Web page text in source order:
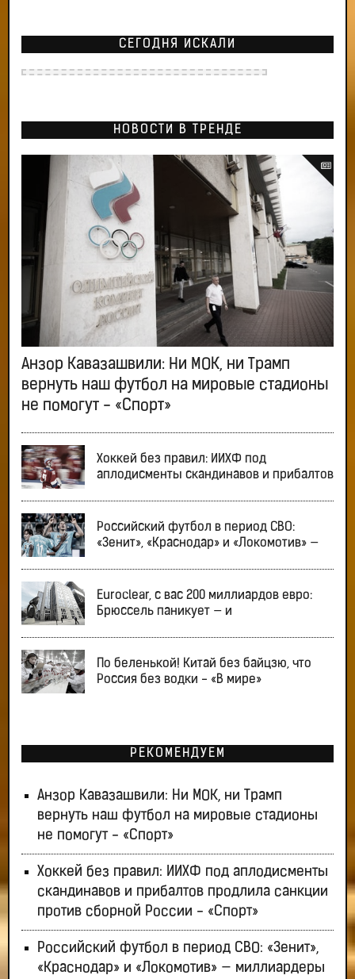
СЕГОДНЯ ИСКАЛИ
НОВОСТИ В ТРЕНДЕ
Анзор Кавазашвили: Ни МОК, ни Трамп
вернуть наш футбол на мировые стадионы
не помогут - «Спорт»
Хоккей без правил: ИИХФ под
аплодисменты скандинавов и прибалтов
Российский футбол в период СВО:
«Зенит», «Краснодар» и «Локомотив» —
Euroclear, с вас 200 миллиардов евро:
Брюссель паникует — и
По беленькой! Китай без байцзю, что
Россия без водки - «В мире»
РЕКОМЕНДУЕМ
Анзор Кавазашвили: Ни МОК, ни Трамп
вернуть наш футбол на мировые стадионы
не помогут - «Спорт»
Хоккей без правил: ИИХФ под аплодисменты
скандинавов и прибалтов продлила санкции
против сборной России - «Спорт»
Российский футбол в период СВО: «Зенит»,
«Краснодар» и «Локомотив» — миллиардеры